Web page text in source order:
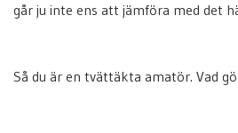
går ju inte ens att jämföra med det
Så du är en tvättäkta amatör. Vad